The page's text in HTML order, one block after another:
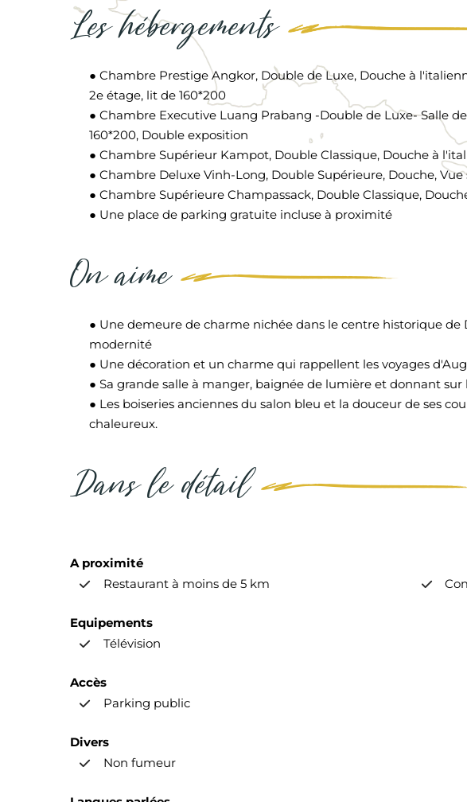
Les hébergements
● Chambre Prestige Angkor, Double de Luxe, Douche à
2e étage, lit de 160*200
● Chambre Executive Luang Prabang -Double de Luxe- Salle
160*200, Double exposition
● Chambre Supérieur Kampot, Double Classique, Douche à
● Chambre Deluxe Vinh-Long, Double Supérieure, Douche, Vue
● Chambre Supérieure Champassack, Double Classique,
● Une place de parking gratuite incluse à proximité
On aime
● Une demeure de charme nichée dans le centre historique
modernité
● Une décoration et un charme qui rappellent les voyages
● Sa grande salle à manger, baignée de lumière et donnant sur
● Les boiseries anciennes du salon bleu et la douceur de ses
chaleureux.
Dans le détail
A proximité
Restaurant à moins de 5 km
Equipements
Télévision
Accès
Parking public
Divers
Non fumeur